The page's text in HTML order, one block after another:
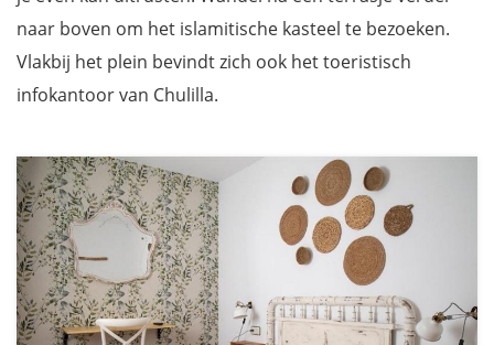
naar boven om het islamitische kasteel te bezoeken.
Vlakbij het plein bevindt zich ook het toeristisch
infokantoor van Chulilla.